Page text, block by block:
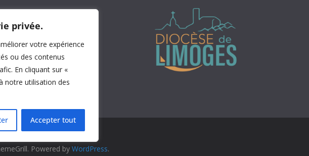
privée.
votre expérience
ou des contenus
En cliquant sur «
notre utilisation des
Accepter tout
Powered by WordPress.